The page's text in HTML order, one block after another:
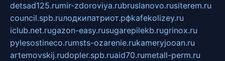
detsad125.rumir-zdoroviya.rubruslanovo.rusiterem.ru
council.spb.ruлодкипатриот.рфkafekolizey.ru
iclub.net.rugazon-easy.rusugarepilekb.rugrinox.ru
pylesostineco.rumsts-ozarenie.rukameryjooan.ru
artemovskij.rudopler.spb.ruaid70.rumetall-perm.ru